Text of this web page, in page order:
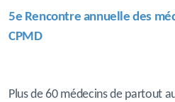
5e Rencontre annuelle des
CPMD
Plus de 60 médecins de partout